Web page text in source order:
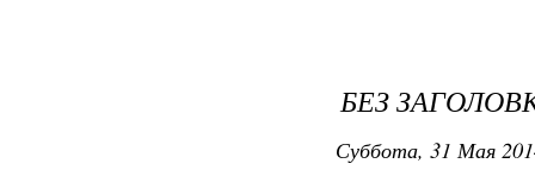
БЕЗ
Суббота, 31 Мая